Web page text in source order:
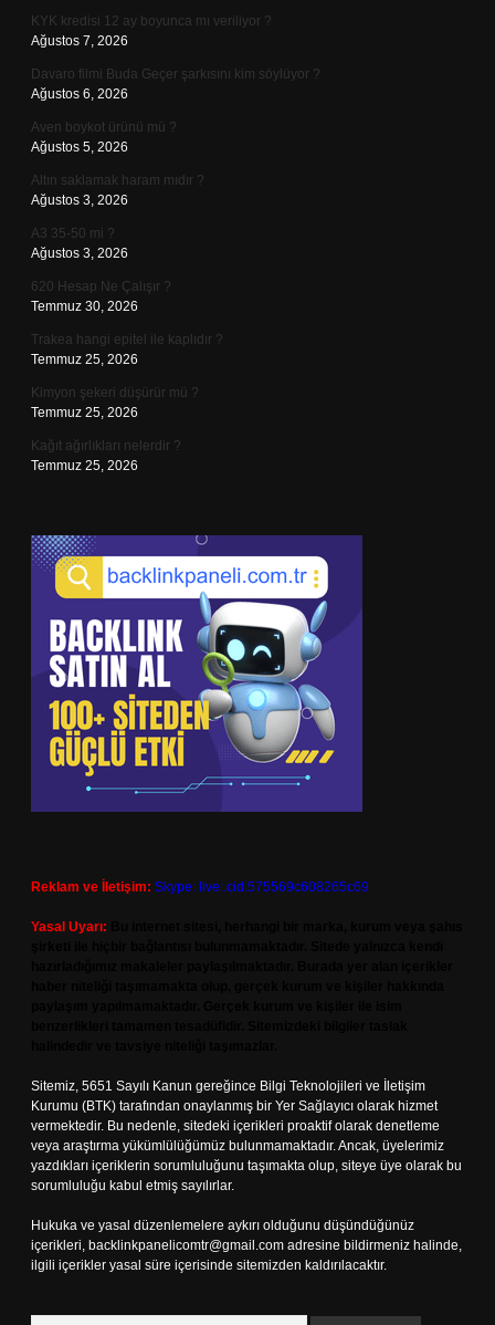
KYK kredisi 12 ay boyunca mı veriliyor ?
Ağustos 7, 2026
Davaro filmi Buda Geçer şarkısını kim söylüyor ?
Ağustos 6, 2026
Aven boykot ürünü mü ?
Ağustos 5, 2026
Altın saklamak haram mıdır ?
Ağustos 3, 2026
A3 35-50 mi ?
Ağustos 3, 2026
620 Hesap Ne Çalışır ?
Temmuz 30, 2026
Trakea hangi epitel ile kaplıdır ?
Temmuz 25, 2026
Kimyon şekeri düşürür mü ?
Temmuz 25, 2026
Kağıt ağırlıkları nelerdir ?
Temmuz 25, 2026
Reklam ve İletişim: Skype: live:.cid.575569c608265c69
Yasal Uyarı:
Sitemiz, 5651 Sayılı Kanun gereğince Bilgi Teknolojileri ve İletişim
Kurumu (BTK) tarafından onaylanmış bir Yer Sağlayıcı olarak hizmet
vermektedir. Bu nedenle, sitedeki içerikleri proaktif olarak denetleme
veya araştırma yükümlülüğümüz bulunmamaktadır. Ancak, üyelerimiz
yazdıkları içeriklerin sorumluluğunu taşımakta olup, siteye üye olarak bu
sorumluluğu kabul etmiş sayılırlar.
Hukuka ve yasal düzenlemelere aykırı olduğunu düşündüğünüz
içerikleri, backlinkpanelicomtr@gmail.com adresine bildirmeniz halinde,
ilgili içerikler yasal süre içerisinde sitemizden kaldırılacaktır.